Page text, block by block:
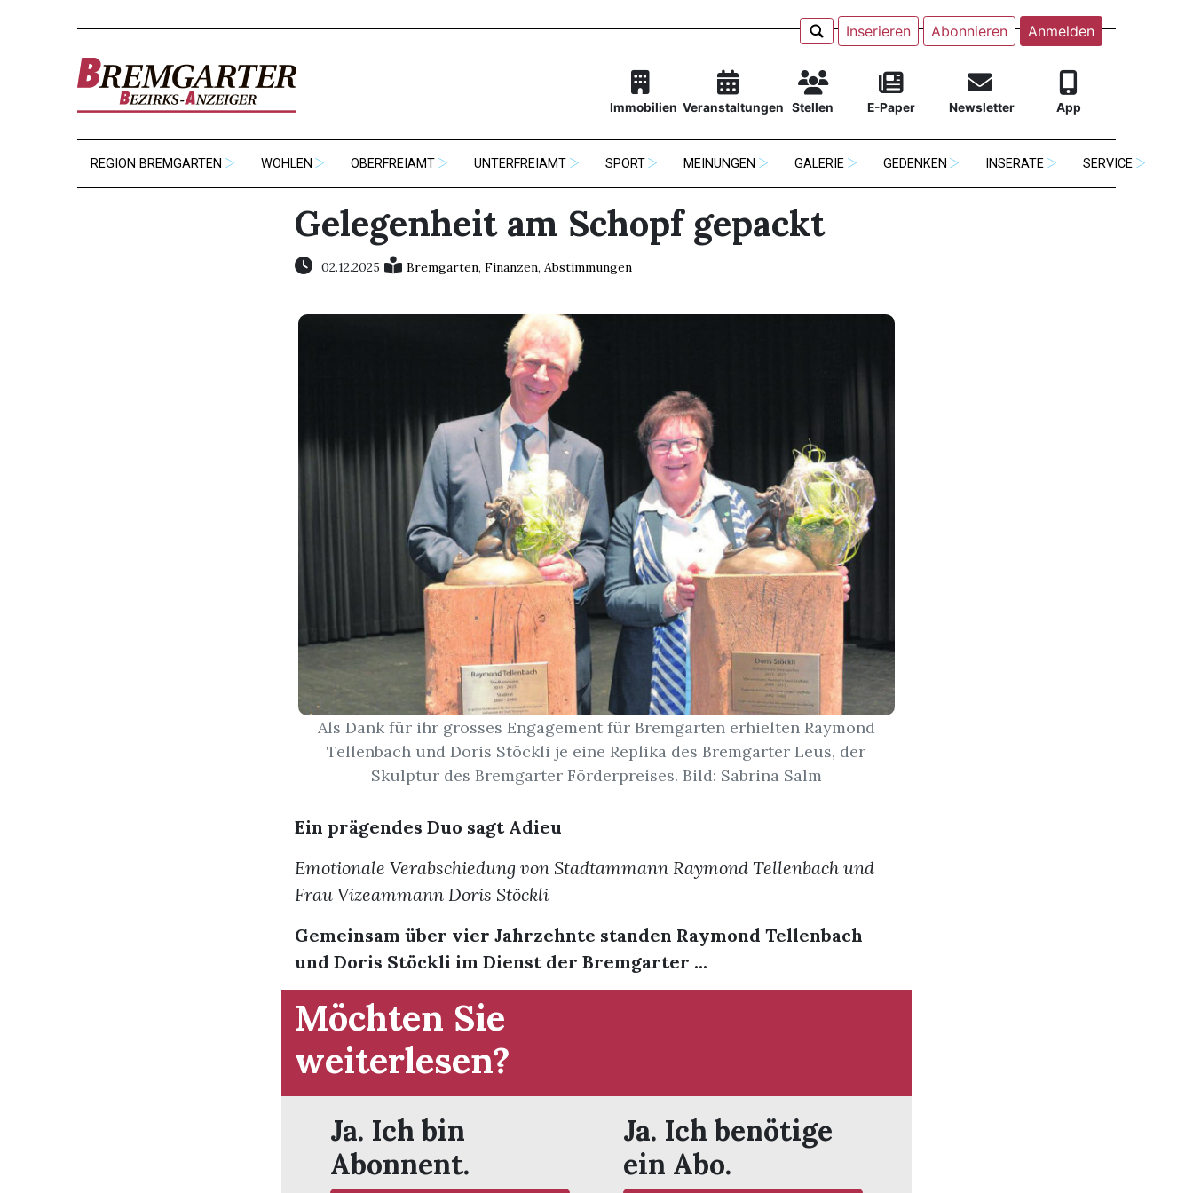
Inserieren Abonnieren Anmelden
Immobilien Veranstaltungen Stellen E-Paper Newsletter App
REGION BREMGARTEN WOHLEN OBERFREIAMT UNTERFREIAMT SPORT MEINUNGEN GALERIE GEDENKEN INSERATE SERVICE
Gelegenheit am Schopf gepackt
02.12.2025 Bremgarten, Finanzen, Abstimmungen
Als Dank für ihr grosses Engagement für Bremgarten erhielten Raymond
Tellenbach und Doris Stöckli je eine Replika des Bremgarter Leus, der
Skulptur des Bremgarter Förderpreises. Bild: Sabrina Salm
Ein prägendes Duo sagt Adieu
Emotionale Verabschiedung von Stadtammann Raymond Tellenbach und
Frau Vizeammann Doris Stöckli
Gemeinsam über vier Jahrzehnte standen Raymond Tellenbach
und Doris Stöckli im Dienst der Bremgarter ...
Möchten Sie
weiterlesen?
Ja. Ich bin
Abonnent.
Ja. Ich benötige
ein Abo.